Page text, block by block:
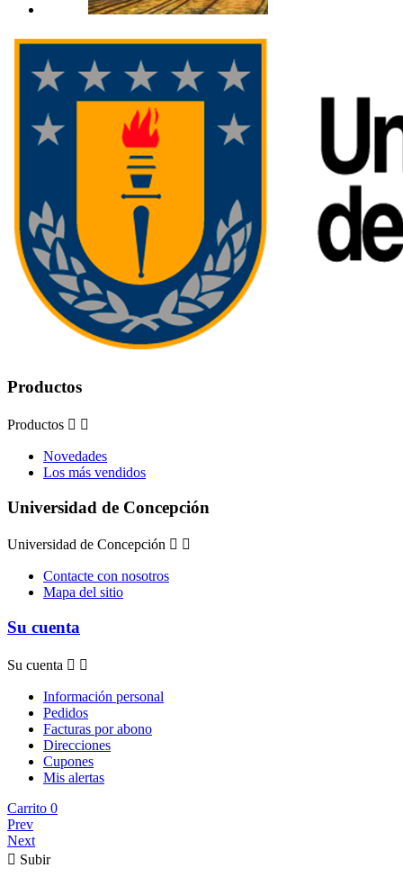
Productos
Productos  
Novedades
Los más vendidos
Universidad de Concepción
Universidad de Concepción  
Contacte con nosotros
Mapa del sitio
Su cuenta
Su cuenta  
Información personal
Pedidos
Facturas por abono
Direcciones
Cupones
Mis alertas
Carrito 0
Prev
Next
 Subir